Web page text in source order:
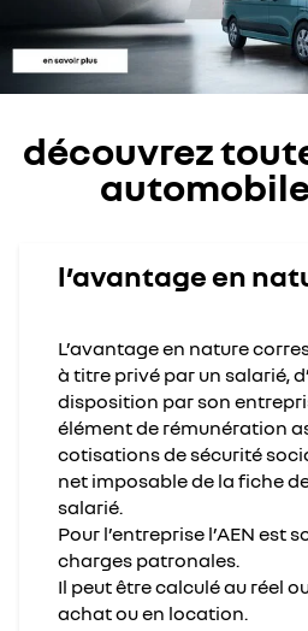
découvrez
l’avantage en
L’avantage en nature
à titre privé par un salarié,
disposition par son
élément de rémunération
cotisations de sécurité
net imposable de la fiche
salarié.
Pour l’entreprise l’AEN est
charges patronales.
Il peut être calculé au réel
achat ou en location.